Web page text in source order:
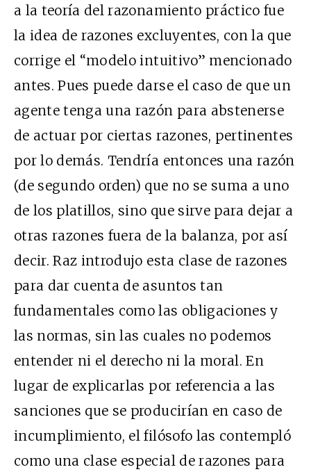
a la teoría del razonamiento práctico fue
la idea de razones excluyentes, con la que
corrige el “modelo intuitivo” mencionado
antes. Pues puede darse el caso de que un
agente tenga una razón para abstenerse
de actuar por ciertas razones, pertinentes
por lo demás. Tendría entonces una razón
(de segundo orden) que no se suma a uno
de los platillos, sino que sirve para dejar a
otras razones fuera de la balanza, por así
decir. Raz introdujo esta clase de razones
para dar cuenta de asuntos tan
fundamentales como las obligaciones y
las normas, sin las cuales no podemos
entender ni el derecho ni la moral. En
lugar de explicarlas por referencia a las
sanciones que se producirían en caso de
incumplimiento, el filósofo las contempló
como una clase especial de razones para